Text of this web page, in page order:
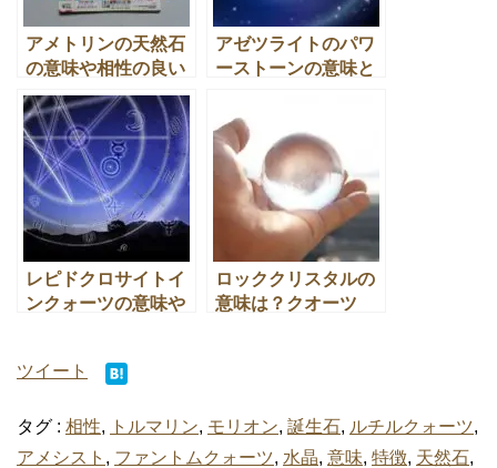
アメトリンの天然石
の意味や相性の良い
石とのパワーストー
ン効果とは
アゼツライトのパワ
ーストーンの意味と
然石とは
レピドクロサイトイ
ンクォーツの意味や
果とは
ロッククリスタルの
意味は？クオーツ
ツイート
タグ : 相性, トルマリン, モリオン, 誕生石, ルチルクォーツ,
アメシスト , ファントムクォーツ, 水晶, 意味, 特徴, 天然石,